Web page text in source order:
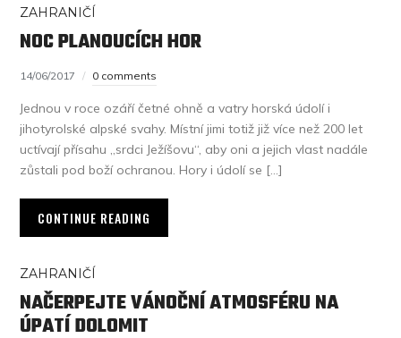
ZAHRANIČÍ
NOC PLANOUCÍCH HOR
14/06/2017 0 comments
Jednou v roce ozáří četné ohně a vatry horská údolí i
jihotyrolské alpské svahy. Místní jimi totiž již více než 200 let
uctívají přísahu „srdci Ježíšovu“, aby oni a jejich vlast nadále
zůstali pod boží ochranou. Hory i údolí se […]
CONTINUE READING
ZAHRANIČÍ
NAČERPEJTE VÁNOČNÍ ATMOSFÉRU NA
ÚPATÍ DOLOMIT